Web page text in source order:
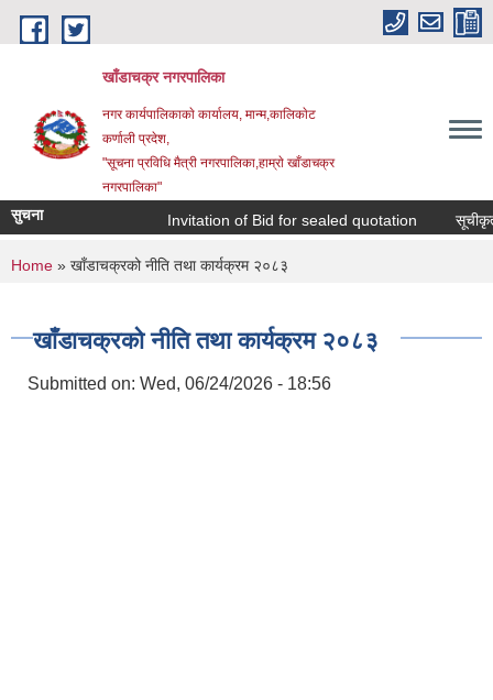
Skip to main content
खाँडाचक्र नगरपालिका
नगर कार्यपालिकाकाे कार्यालय, मान्म,कालिकाेट
क‍र्णाली प्रदेश,
"सूचना प्रविधि मैत्री नगरपालिका,हाम्राे खाँडाचक्र
नगरपालिका"
सुचना Invitation of Bid for sealed quotation सूचीकृत
You are here
Home » खाँडाचक्रको नीति तथा कार्यक्रम २०८३
खाँडाचक्रको नीति तथा कार्यक्रम २०८३
Submitted on: Wed, 06/24/2026 - 18:56